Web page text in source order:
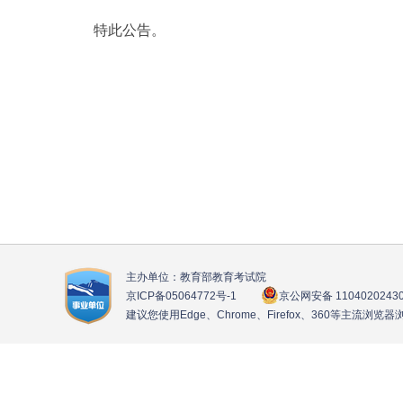
特此公告。
主办单位：教育部教育考试院
京ICP备05064772号-1
京公网安备
建议您使用Edge、Chrome、Firefox、360等主流浏览器